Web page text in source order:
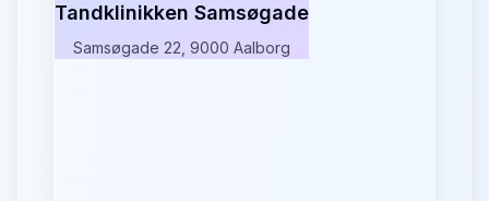
Tandklinikken Samsøgade
Samsøgade 22, 9000 Aalborg